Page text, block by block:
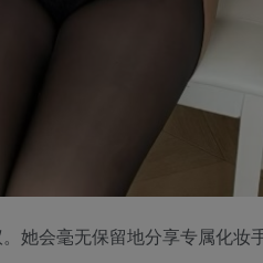
她会毫无保留地分享专属化妆